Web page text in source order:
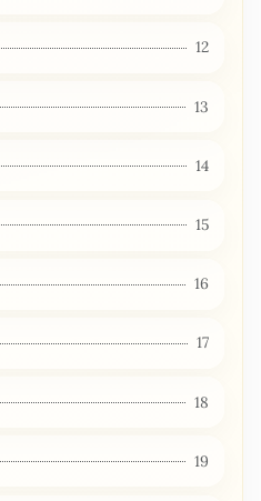
12
13
14
15
16
17
18
19